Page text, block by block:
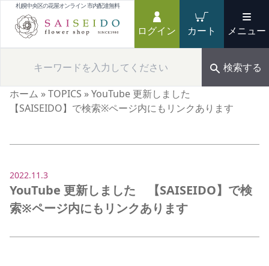
札幌中央区の花屋オンライン 市内配達無料
ログイン カート メニュー
検索する
ホーム »TOPICS »YouTube 更新しました
【SAISEIDO】で検索※ページ内にもリンクあります
2022.11.3
YouTube 更新しました 【SAISEIDO】で検
索※ページ内にもリンクあります